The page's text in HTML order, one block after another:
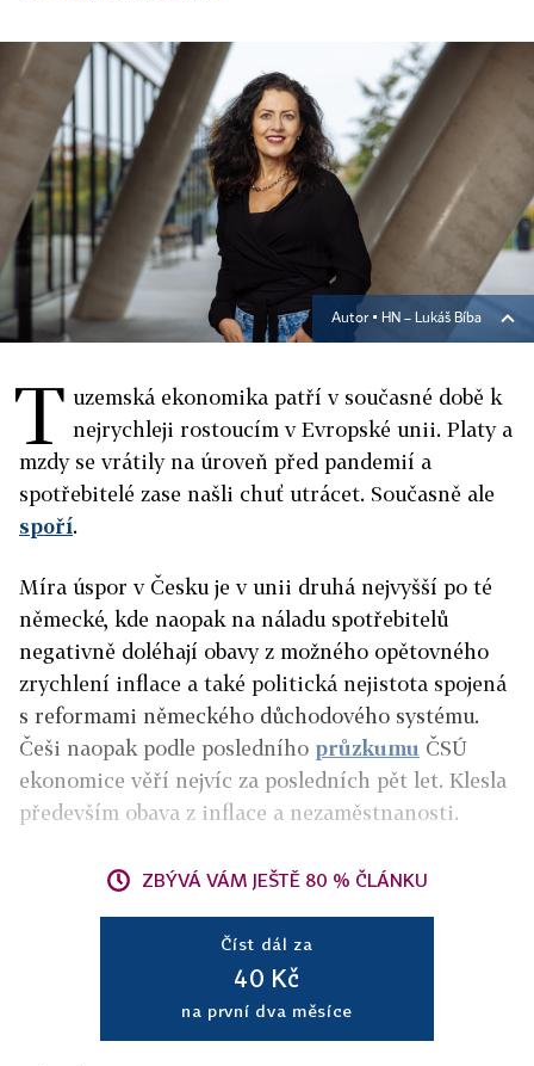
Autor ▪ HN – Lukáš Bíba
T uzemská ekonomika patří v současné době k
nejrychleji rostoucím v Evropské unii. Platy a
mzdy se vrátily na úroveň před pandemií a
spotřebitelé zase našli chuť utrácet. Současně ale
spoří.
Míra úspor v Česku je v unii druhá nejvyšší po té
německé, kde naopak na náladu spotřebitelů
negativně doléhají obavy z možného opětovného
zrychlení inflace a také politická nejistota spojená
s reformami německého důchodového systému.
Češi naopak podle posledního průzkumu ČSÚ
ekonomice věří nejvíc za posledních pět let. Klesla
především obava z inflace a nezaměstnanosti.
ZBÝVÁ VÁM JEŠTĚ 80 % ČLÁNKU
Číst dál za
40 Kč
na první dva měsíce